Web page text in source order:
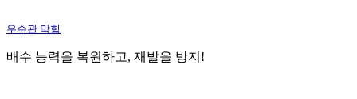
우수관 막힘
배수 능력을 복원하고, 재발을 방지!